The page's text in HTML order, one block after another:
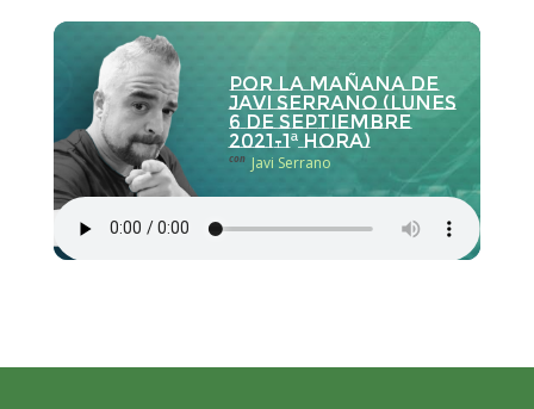
Por la Mañana de
Javi Serrano (lunes
6 de septiembre
2021-1ª hora)
con Javi Serrano